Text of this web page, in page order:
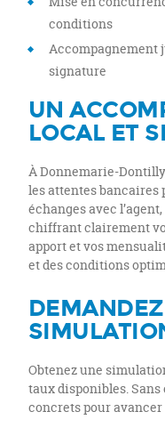
conditions
Accompagnement
signature
UN
LOCAL ET
À Donnemarie-
les attentes bancaires
échanges avec
chiffrant clairement
apport et vos
et des conditions
Obtenez une
taux disponibles.
concrets pour